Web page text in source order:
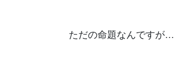
ただの命題なんですが…